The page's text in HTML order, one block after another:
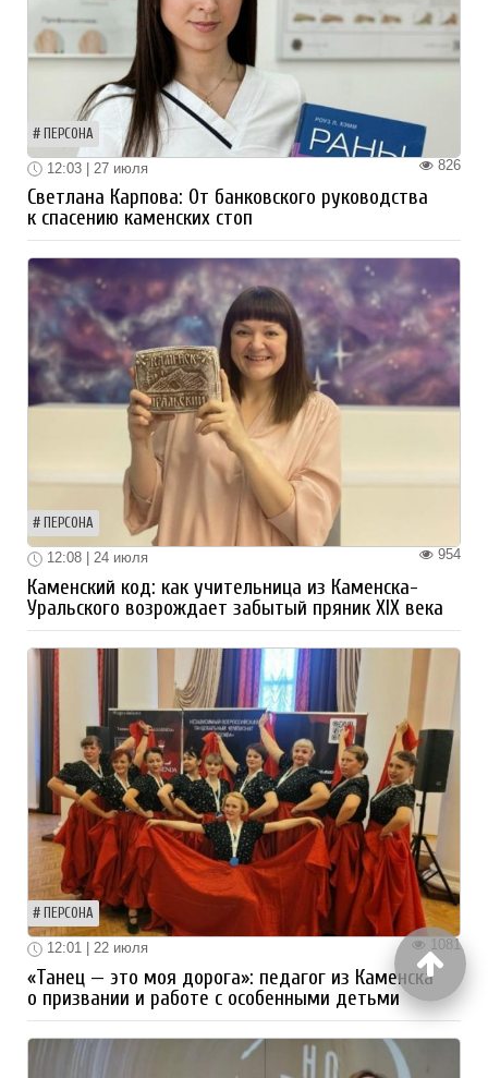
ПЕРСОНА
826
12:03 | 27 июля
Светлана Карпова: От банковского руководства
к спасению каменских стоп
ПЕРСОНА
954
12:08 | 24 июля
Каменский код: как учительница из Каменска-
Уральского возрождает забытый пряник XIX века
ПЕРСОНА
1081
12:01 | 22 июля
«Танец — это моя дорога»: педагог из Каменска
о призвании и работе с особенными детьми